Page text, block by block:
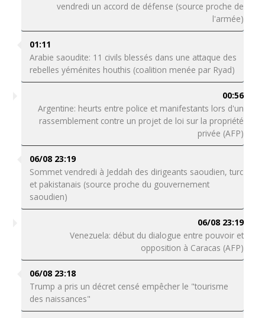
vendredi un accord de défense (source proche de
l'armée)
01:11
Arabie saoudite: 11 civils blessés dans une attaque des
rebelles yéménites houthis (coalition menée par Ryad)
00:56
Argentine: heurts entre police et manifestants lors d'un
rassemblement contre un projet de loi sur la propriété
privée (AFP)
06/08 23:19
Sommet vendredi à Jeddah des dirigeants saoudien, turc
et pakistanais (source proche du gouvernement
saoudien)
06/08 23:19
Venezuela: début du dialogue entre pouvoir et
opposition à Caracas (AFP)
06/08 23:18
Trump a pris un décret censé empêcher le "tourisme
des naissances"